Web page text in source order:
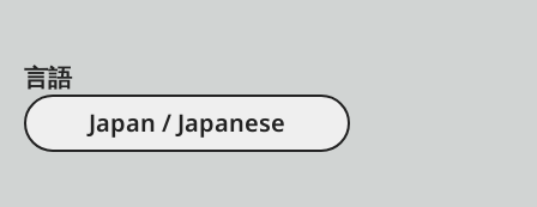
言語
Japan / Japanese